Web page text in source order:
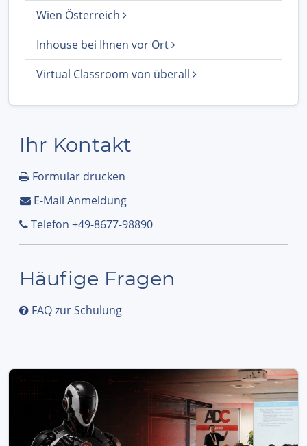
Wien Österreich
Inhouse bei Ihnen vor Ort
Virtual Classroom von überall
Ihr Kontakt
Formular drucken
E-Mail Anmeldung
Telefon +49-8677-98890
Häufige Fragen
FAQ zur Schulung